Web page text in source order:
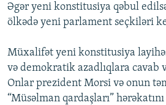
İNFOQRAFIKA
KARIKATURA
AZƏRBAYCAN ƏDƏBIYYATI KITABXANASI
İSLAM VƏ DEMOKRATIYA
İZ - MƏDƏNIYYƏT PROQRAMI
MISSIYAMIZ
PEŞƏ ETIKASI VƏ JURNALISTIKA
MATERIALLARIMIZDAN ISTIFADƏ
AZADLIQRADIOSU MOBIL TELEFONUNUZDA
BIZIMLƏ ƏLAQƏ
BIZI IZLƏ
RFE/RL-in bütün saytları
Əgər yeni konstitusiya qəbul
ölkədə yeni parlament seçkiləri
Müxalifət yeni konstitusiya
və demokratik azadlıqlara
Onlar prezident Morsi və onun
“Müsəlman qardaşları”